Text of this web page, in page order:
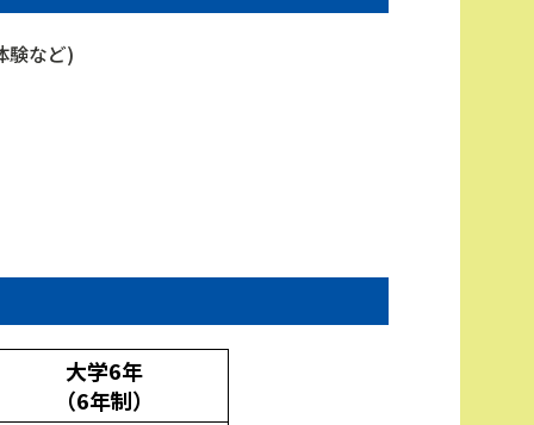
験など)
大学6年
（6年制）